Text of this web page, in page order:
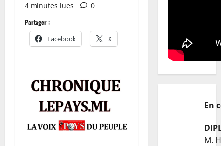
4 minutes lues
0
Partager :
Facebook X
En
M.